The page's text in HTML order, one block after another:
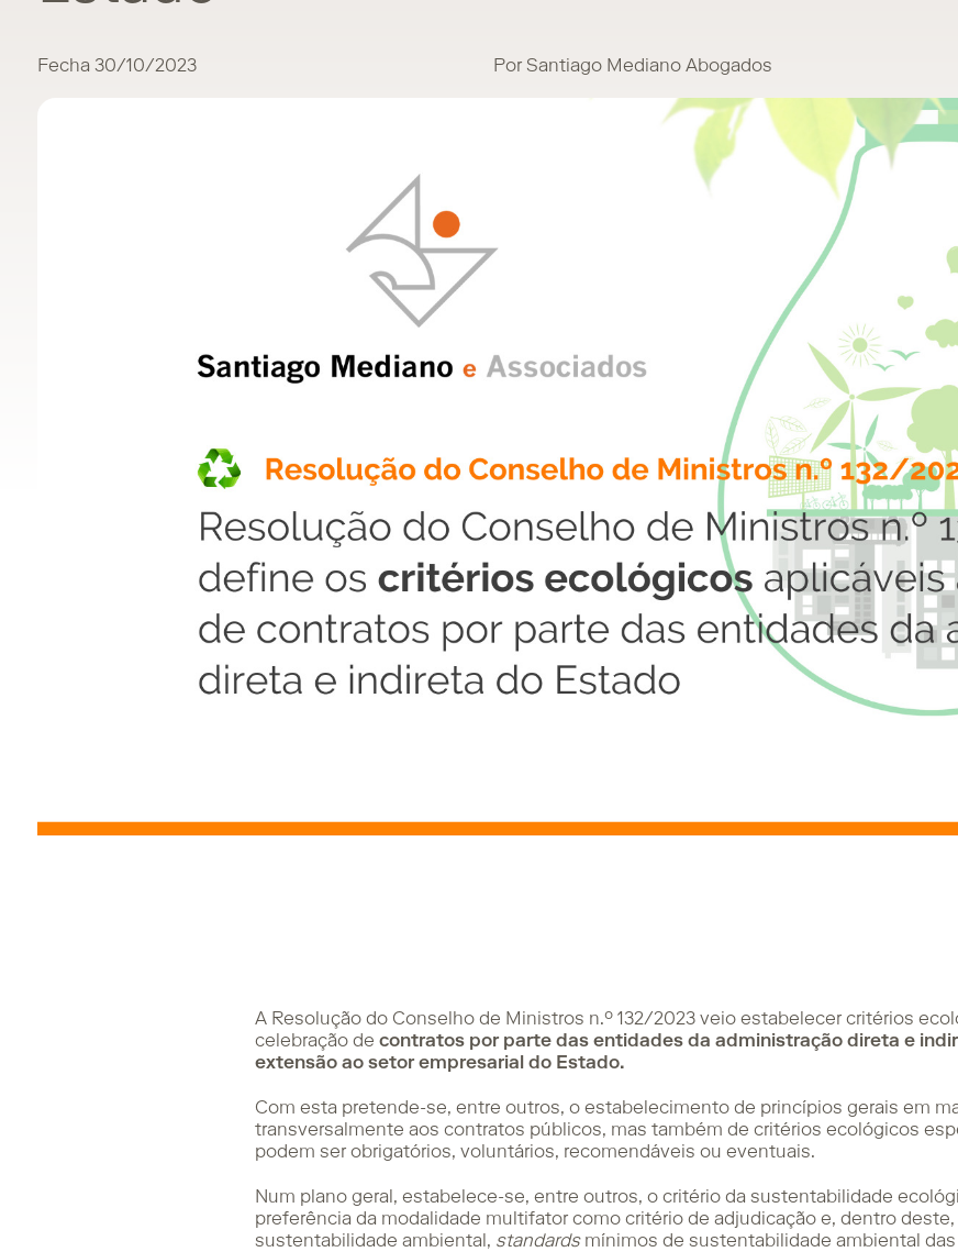
Fecha 30/10/2023 Por Santiago Mediano Abogados
A Resolução do Conselho de Ministros n.º 132/2023 veio estabelecer critérios
celebração de contratos por parte das entidades da administração direta e
extensão ao setor empresarial do Estado.
Com esta pretende-se, entre outros, o estabelecimento de princípios gerais em
transversalmente aos contratos públicos, mas também de critérios ecológicos
podem ser obrigatórios, voluntários, recomendáveis ou eventuais.
Num plano geral, estabelece-se, entre outros, o critério da sustentabilidade
preferência da modalidade multifator como critério de adjudicação e, dentro
sustentabilidade ambiental, standardsmínimos de sustentabilidade ambiental das